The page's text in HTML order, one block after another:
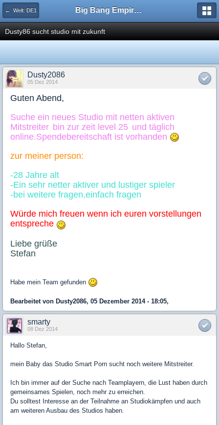
← Welt: DE1 Big Bang Empire - Forum
Dusty86 sucht studio mit zukunft
Dusty2086
05 Dez 2014
Guten Abend,
Suche ein neues Studio mit netten aktiven
Mitstreiter bin zur zeit level 25 und täglich
online.Spendebereitschaft ist vorhanden
zur meiner person:
-28 Jahre alt
-Ein sehr netter aktiver und lustiger spieler
-bei weitere fragen,einfach fragen
Würde mich freuen wenn ich euren vorstellungen
entspreche
Liebe grüße
Stefan
Habe mein Team gefunden
Bearbeitet von Dusty2086, 05 Dezember 2014 - 18:05,
smarty
08 Dez 2014
Hallo Stefan,
mein Baby das Studio Smart Porn sucht noch weitere Mitstreiter.
Ich bin immer auf der Suche nach Teamplayern, die Lust haben durch
gemeinsames Spielen, noch mehr zu erreichen.
Du solltest Interesse an der Teilnahme an Studiokämpfen und auch
am weiteren Ausbau des Studios haben.